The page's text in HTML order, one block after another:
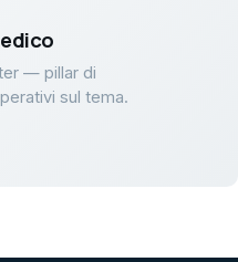
— pillar di
sul tema.